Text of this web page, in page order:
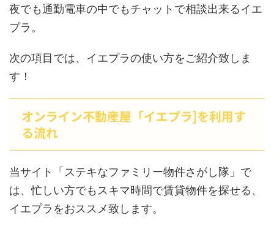
夜でも通勤電車の中でもチャットで相談出来るイエ
プラ。
次の項目では、イエプラの使い方をご紹介致しま
す！
オンライン不動産屋「イエプラ]を利用す
る流れ
当サイト「ステキなファミリー物件さがし隊」で
は、忙しい方でもスキマ時間で賃貸物件を探せる、
イエプラをおススメ致します。